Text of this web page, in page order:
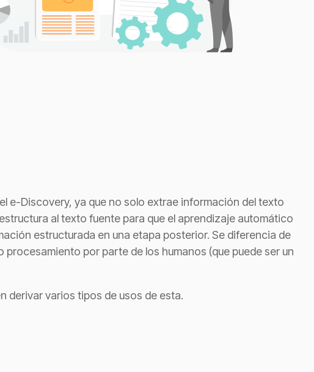
e-Discovery, ya que no solo extrae información del texto
al texto fuente para que el aprendizaje automático
estructurada en una etapa posterior. Se diferencia de
por parte de los humanos (que puede ser un
derivar varios tipos de usos de esta.